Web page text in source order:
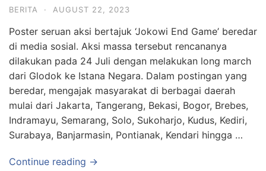
BERITA · AUGUST 22, 2023
Poster seruan aksi bertajuk ‘Jokowi End Game’ beredar
di media sosial. Aksi massa tersebut rencananya
dilakukan pada 24 Juli dengan melakukan long march
dari Glodok ke Istana Negara. Dalam postingan yang
beredar, mengajak masyarakat di berbagai daerah
mulai dari Jakarta, Tangerang, Bekasi, Bogor, Brebes,
Indramayu, Semarang, Solo, Sukoharjo, Kudus, Kediri,
Surabaya, Banjarmasin, Pontianak, Kendari hingga …
Continue reading →